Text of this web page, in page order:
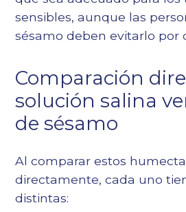
sensibles, aunque las
sésamo deben evitarlo por
Comparación
solución salina
de sésamo
Al comparar estos
directamente, cada uno
distintas: